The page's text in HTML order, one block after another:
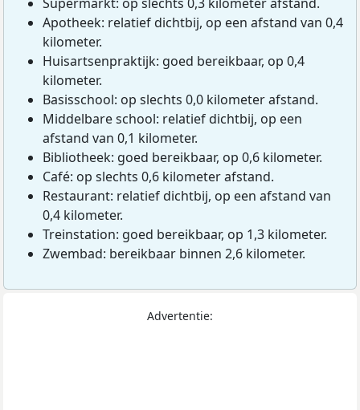
Supermarkt: op slechts 0,3 kilometer afstand.
Apotheek: relatief dichtbij, op een afstand van 0,4
kilometer.
Huisartsenpraktijk: goed bereikbaar, op 0,4
kilometer.
Basisschool: op slechts 0,0 kilometer afstand.
Middelbare school: relatief dichtbij, op een
afstand van 0,1 kilometer.
Bibliotheek: goed bereikbaar, op 0,6 kilometer.
Café: op slechts 0,6 kilometer afstand.
Restaurant: relatief dichtbij, op een afstand van
0,4 kilometer.
Treinstation: goed bereikbaar, op 1,3 kilometer.
Zwembad: bereikbaar binnen 2,6 kilometer.
Advertentie: